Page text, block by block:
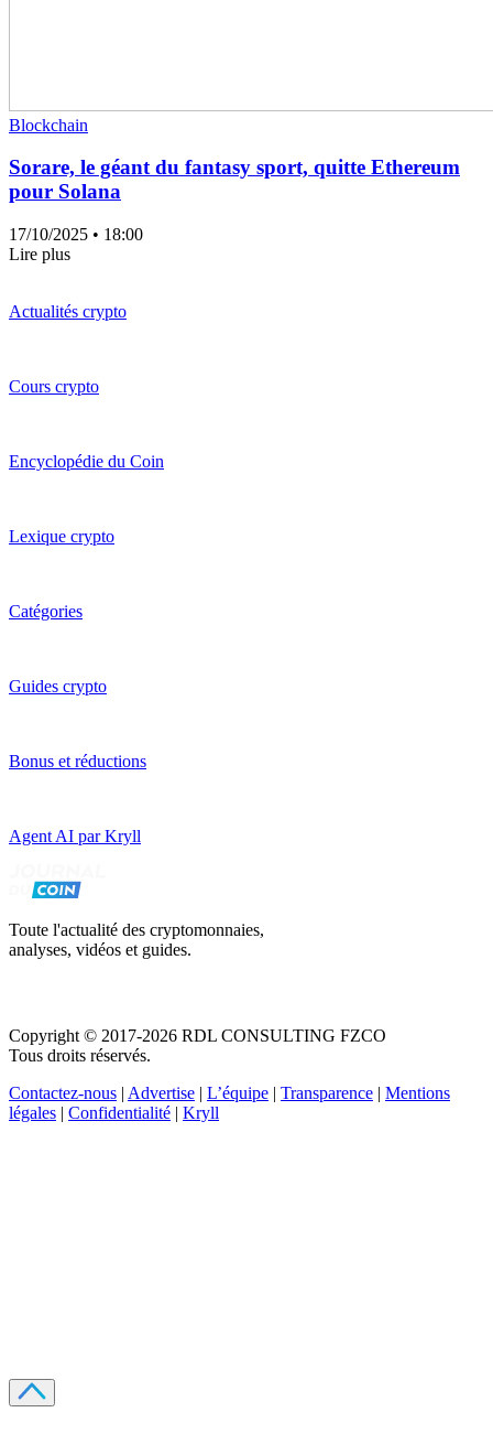
Blockchain
Sorare, le géant du fantasy sport, quitte Ethereum
pour Solana
17/10/2025 • 18:00
Lire plus
Actualités crypto
Cours crypto
Encyclopédie du Coin
Lexique crypto
Catégories
Guides crypto
Bonus et réductions
Agent AI par Kryll
Toute l'actualité des cryptomonnaies,
analyses, vidéos et guides.
Copyright © 2017-2026 RDL CONSULTING FZCO
Tous droits réservés.
Contactez-nous | Advertise | L’équipe | Transparence | Mentions
légales | Confidentialité | Kryll